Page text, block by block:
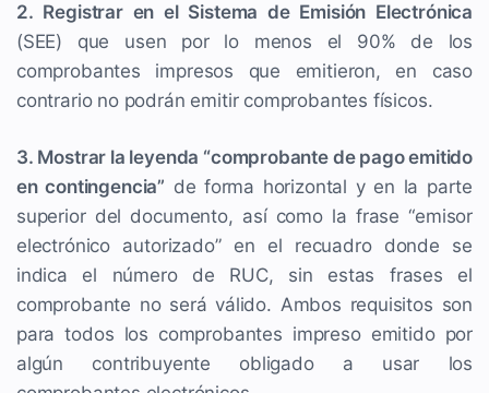
2. Registrar en el Sistema de Emisión Electrónica
(SEE) que usen por lo menos el 90% de los
comprobantes impresos que emitieron, en caso
contrario no podrán emitir comprobantes físicos.
3. Mostrar la leyenda “comprobante de pago emitido
en contingencia” de forma horizontal y en la parte
superior del documento, así como la frase “emisor
electrónico autorizado” en el recuadro donde se
indica el número de RUC, sin estas frases el
comprobante no será válido. Ambos requisitos son
para todos los comprobantes impreso emitido por
algún contribuyente obligado a usar los